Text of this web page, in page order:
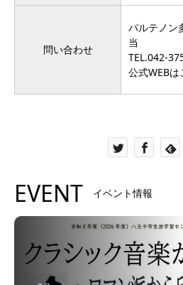
問い合わせ
パルテノ
当
TEL.042-
公式WEBは
EVENT イベント情報